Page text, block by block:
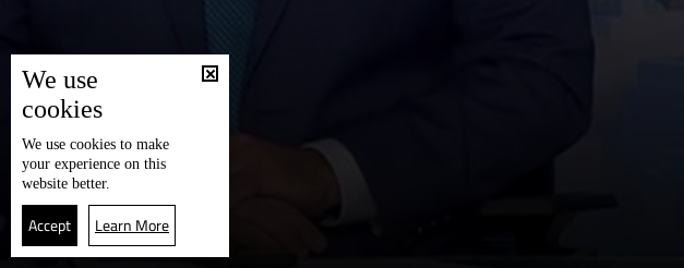
We use
cookies
We use cookies to make
your experience on this
website better.
Accept Learn More